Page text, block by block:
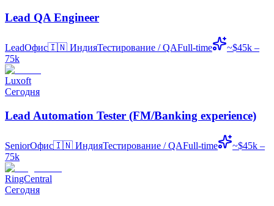
Lead QA Engineer
LeadОфис🇮🇳 ИндияТестирование / QAFull-time
~$45k –
75k
Luxoft
Сегодня
Lead Automation Tester (FM/Banking experience)
SeniorОфис🇮🇳 ИндияТестирование / QAFull-time
~$45k –
75k
RingCentral
Сегодня